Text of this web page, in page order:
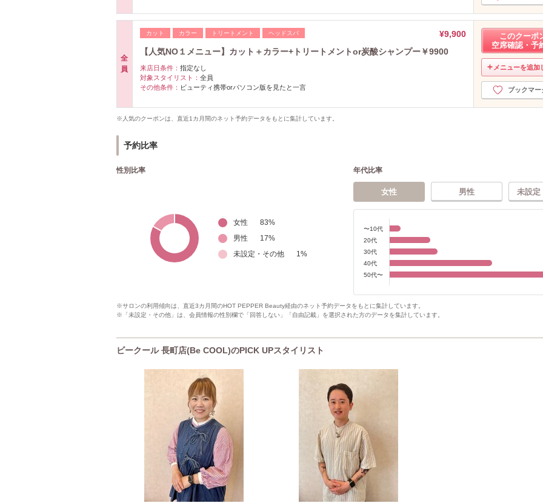
全
員
カット カラー トリートメント ヘッドスパ
¥9,900
【人気NO１メニュー】カット＋カラー+トリートメントor炭酸シャンプー￥9900
来店日条件： 指定なし
対象スタイリスト： 全員
その他条件： ビューティ携帯orパソコン版を見たと一言
このクーポ
空席確認・予
メニューを追加
ブックマー
※人気のクーポンは、直近1カ月間のネット予約データをもとに集計しています。
予約比率
性別比率
女性 83%
男性
17%
未設定・その他
1%
年代比率
女性 男性 未設定
〜10代
20代
30代
40代
50代〜
※サロンの利用傾向は、直近3カ月間のHOT PEPPER Beauty経由のネット予約データをもとに集計しています。
※「未設定・その他」は、会員情報の性別欄で「回答しない」「自由記載」を選択された方のデータを集計しています。
ビークール 長町店(Be COOL)のPICK UPスタイリスト